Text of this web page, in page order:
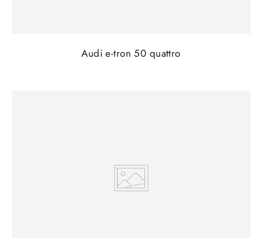
Audi e-tron 50 quattro